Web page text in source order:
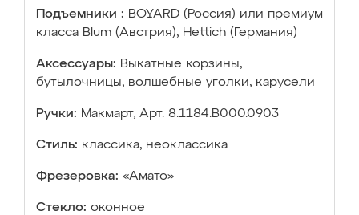
Подъемники : BOYARD (Россия) или премиум
класса Blum (Австрия), Hettich (Германия)
Аксессуары: Выкатные корзины,
бутылочницы, волшебные уголки, карусели
Ручки: Макмарт, Арт. 8.1184.В000.0903
Стиль: классика, неоклассика
Фрезеровка: «Амато»
Стекло: оконное